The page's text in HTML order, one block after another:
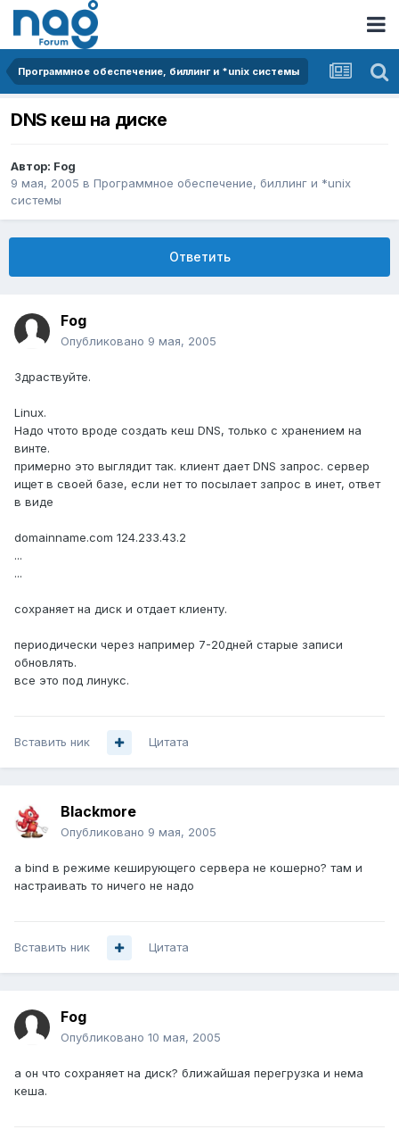
Программное обеспечение, биллинг и *unix системы
DNS кеш на диске
Автор: Fog
9 мая, 2005 в Программное обеспечение, биллинг и *unix
системы
Ответить
Fog
Опубликовано 9 мая, 2005
Здраствуйте.
Linux.
Надо чтото вроде создать кеш DNS, только с хранением на
винте.
примерно это выглядит так. клиент дает DNS запрос. сервер
ищет в своей базе, если нет то посылает запрос в инет, ответ
в виде
domainname.com 124.233.43.2
...
...
сохраняет на диск и отдает клиенту.
периодически через например 7-20дней старые записи
обновлять.
все это под линукс.
Вставить ник Цитата
Blackmore
Опубликовано 9 мая, 2005
а bind в режиме кеширующего сервера не кошерно? там и
настраивать то ничего не надо
Вставить ник Цитата
Fog
Опубликовано 10 мая, 2005
а он что сохраняет на диск? ближайшая перегрузка и нема
кеша.